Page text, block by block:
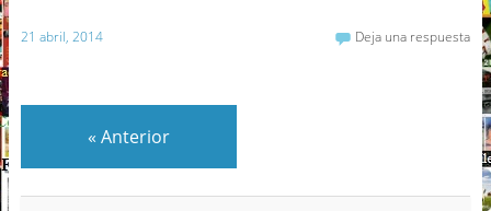
21 abril, 2014 Deja una respuesta
« Anterior